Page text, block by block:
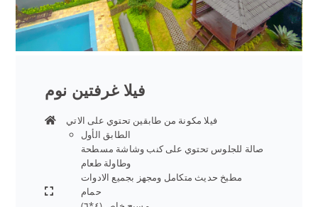
فيلا غرفتين نوم
فيلا مكونة من طابقين تحتوي على الاتي
الطابق الأول
صالة للجلوس تحتوي على كنب وشاشة مسطحة
وطاولة طعام
مطبخ حديث متكامل ومجهز بجميع الادوات
حمام